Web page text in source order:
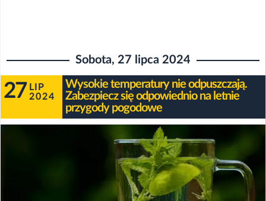
Sobota, 27 lipca 2024
27 LIP
2024
Wysokie temperatury nie odpuszczają.
Zabezpiecz się odpowiednio na letnie
przygody pogodowe